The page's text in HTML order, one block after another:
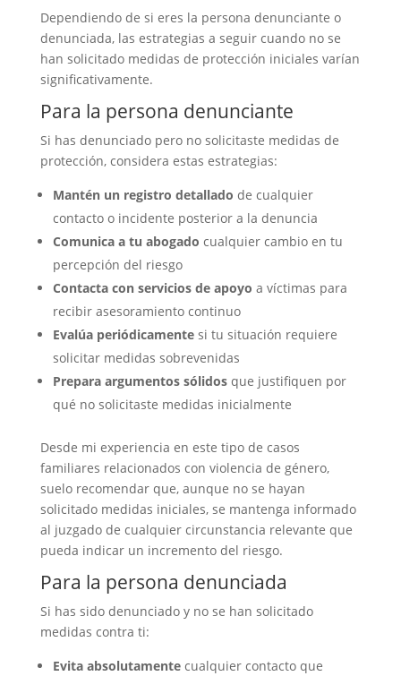
Dependiendo de si eres la persona denunciante o
denunciada, las estrategias a seguir cuando no se
han solicitado medidas de protección iniciales varían
significativamente.
Para la persona denunciante
Si has denunciado pero no solicitaste medidas de
protección, considera estas estrategias:
Mantén un registro detallado de cualquier
contacto o incidente posterior a la denuncia
Comunica a tu abogado cualquier cambio en tu
percepción del riesgo
Contacta con servicios de apoyo a víctimas para
recibir asesoramiento continuo
Evalúa periódicamentesi tu situación requiere
solicitar medidas sobrevenidas
Prepara argumentos sólidosque justifiquen por
qué no solicitaste medidas inicialmente
Desde mi experiencia en este tipo de casos
familiares relacionados con violencia de género,
suelo recomendar que, aunque no se hayan
solicitado medidas iniciales, se mantenga informado
al juzgado de cualquier circunstancia relevante que
pueda indicar un incremento del riesgo.
Para la persona denunciada
Si has sido denunciado y no se han solicitado
medidas contra ti:
Evita absolutamentecualquier contacto que